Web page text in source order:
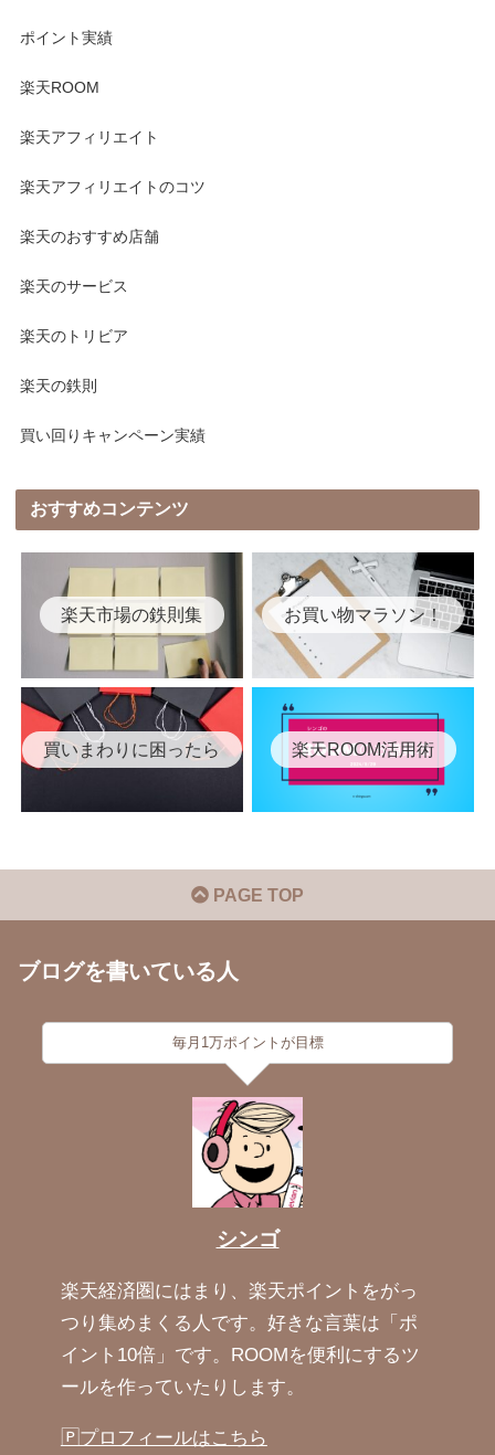
ポイント実績
楽天ROOM
楽天アフィリエイト
楽天アフィリエイトのコツ
楽天のおすすめ店舗
楽天のサービス
楽天のトリビア
楽天の鉄則
買い回りキャンペーン実績
おすすめコンテンツ
楽天市場の鉄則集 お買い物マラソン！
買いまわりに困ったら 楽天ROOM活用術
PAGE TOP
ブログを書いている人
毎月1万ポイントが目標
シンゴ
楽天経済圏にはまり、楽天ポイントをがっ
つり集めまくる人です。好きな言葉は「ポ
イント10倍」です。ROOMを便利にするツ
ールを作っていたりします。
🄿プロフィールはこちら